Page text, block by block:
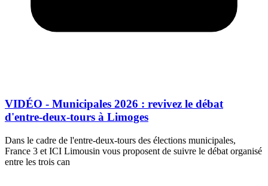
VIDÉO - Municipales 2026 : revivez le débat
d'entre-deux-tours à Limoges
Dans le cadre de l'entre-deux-tours des élections municipales,
France 3 et ICI Limousin vous proposent de suivre le débat organisé
entre les trois can